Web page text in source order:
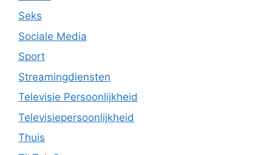
Seks
Sociale Media
Sport
Streamingdiensten
Televisie Persoonlijkheid
Televisiepersoonlijkheid
Thuis